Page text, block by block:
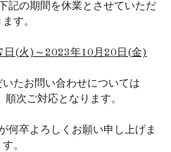
記の期間を休業とさせていただ
ます。
日(火)～2023年10月20日(金)
たお問い合わせについては
次ご対応となります。
何卒よろしくお願い申し上げま
す。